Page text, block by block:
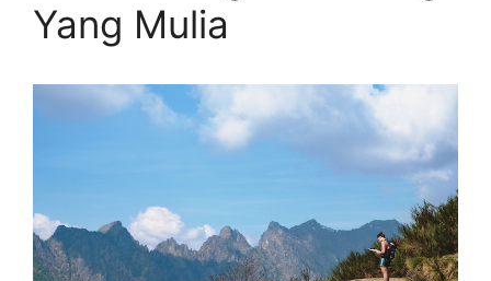
Yang Mulia